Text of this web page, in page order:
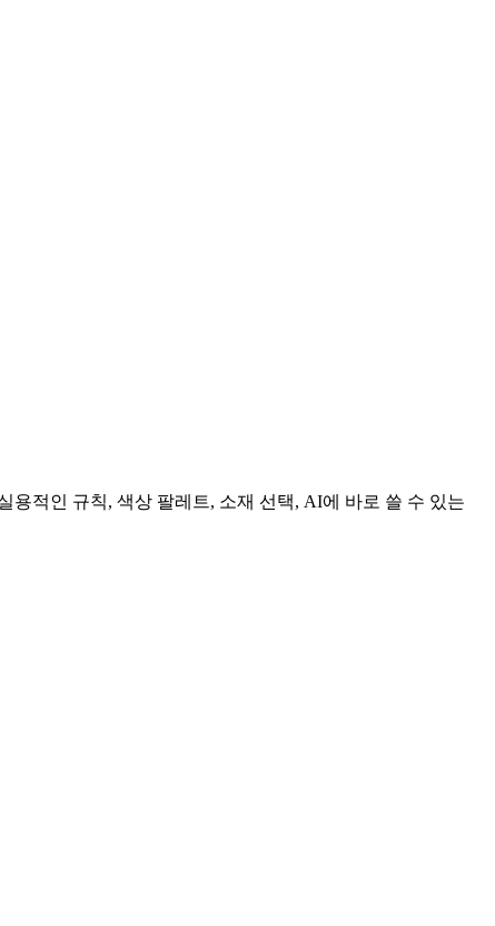
적인 규칙, 색상 팔레트, 소재 선택, AI에 바로 쓸 수 있는